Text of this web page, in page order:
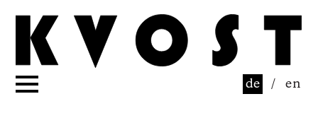
de / en